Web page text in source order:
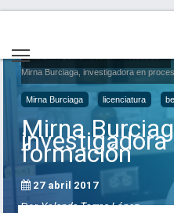
Inicio
Mirna Burciaga, investigadora en
Mirna Burciaga licenciatura
Mirna
investigadora
formación
27 abril 2017
PorYolanda Torres López